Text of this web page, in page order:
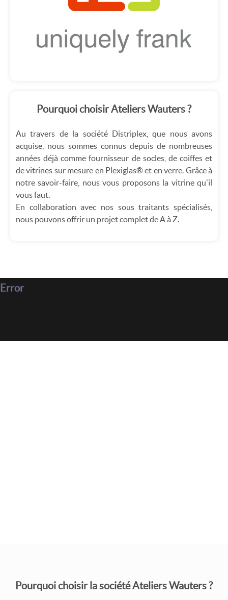
Pourquoi choisir Ateliers Wauters ?
Au travers de la société Distriplex, que nous avons
acquise, nous sommes connus depuis de nombreuses
années déjà comme fournisseur de socles, de coiffes et
de vitrines sur mesure en Plexiglas® et en verre. Grâce à
notre savoir-faire, nous vous proposons la vitrine qu'il
vous faut.
En collaboration avec nos sous traitants spécialisés,
nous pouvons offrir un projet complet de A à Z.
Error
Pourquoi choisir la société Ateliers Wauters ?